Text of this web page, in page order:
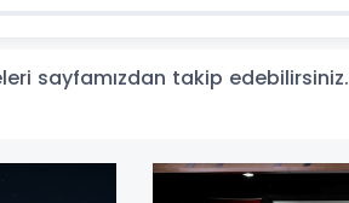
sayfamızdan takip edebilirsiniz.